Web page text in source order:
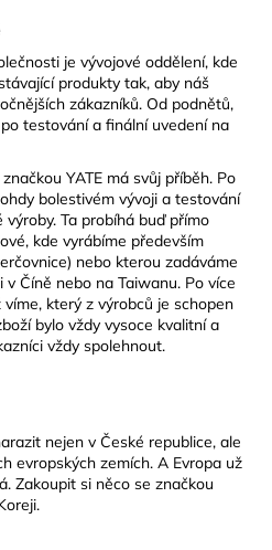
je vývojové oddělení, kde
produkty tak, aby náš
zákazníků. Od podnětů,
testování a finální uvedení na
YATE má svůj příběh. Po
bolestivém vývoji a testování
Ta probíhá buď přímo
kde vyrábíme především
nebo kterou zadáváme
Číně nebo na Taiwanu. Po více
který z výrobců je schopen
bylo vždy vysoce kvalitní a
vždy spolehnout.
nejen v České republice, ale
evropských zemích. A Evropa už
Zakoupit si něco se značkou